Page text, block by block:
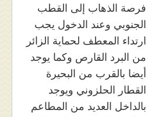
فرصة الذهاب إلى القطب
الجنوبي وعند الدخول يجب
ارتداء المعطف لحماية الزائر
من البرد القارص وكما يوجد
أيضا بالقرب من البحيرة
القطار الحلزوني ويوجد
بالداخل العديد من المطاعم